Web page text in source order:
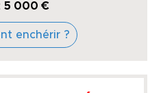
5 000 €
enchérir ?